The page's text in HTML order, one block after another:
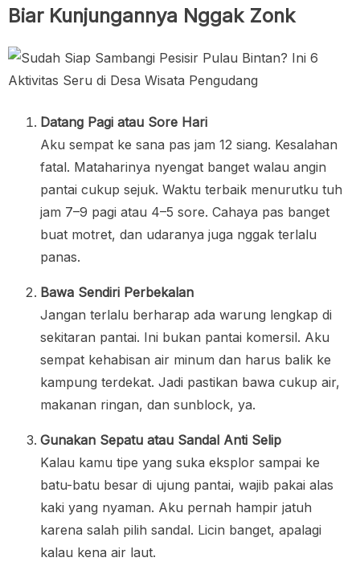
Biar Kunjungannya Nggak Zonk
Datang Pagi atau Sore Hari
Aku sempat ke sana pas jam 12 siang. Kesalahan
fatal. Mataharinya nyengat banget walau angin
pantai cukup sejuk. Waktu terbaik menurutku tuh
jam 7–9 pagi atau 4–5 sore. Cahaya pas banget
buat motret, dan udaranya juga nggak terlalu
panas.
Bawa Sendiri Perbekalan
Jangan terlalu berharap ada warung lengkap di
sekitaran pantai. Ini bukan pantai komersil. Aku
sempat kehabisan air minum dan harus balik ke
kampung terdekat. Jadi pastikan bawa cukup air,
makanan ringan, dan sunblock, ya.
Gunakan Sepatu atau Sandal Anti Selip
Kalau kamu tipe yang suka eksplor sampai ke
batu-batu besar di ujung pantai, wajib pakai alas
kaki yang nyaman. Aku pernah hampir jatuh
karena salah pilih sandal. Licin banget, apalagi
kalau kena air laut.